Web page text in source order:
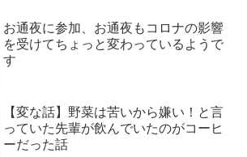
お通夜に参加、お通夜もコロナの影響
を受けてちょっと変わっているようで
す
【変な話】野菜は苦いから嫌い！と言
っていた先輩が飲んでいたのがコーヒ
ーだった話